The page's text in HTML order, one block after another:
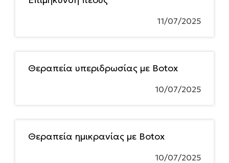
11/07/2025
Θεραπεία υπεριδρωσίας με Botox
10/07/2025
Θεραπεία ημικρανίας με Botox
10/07/2025